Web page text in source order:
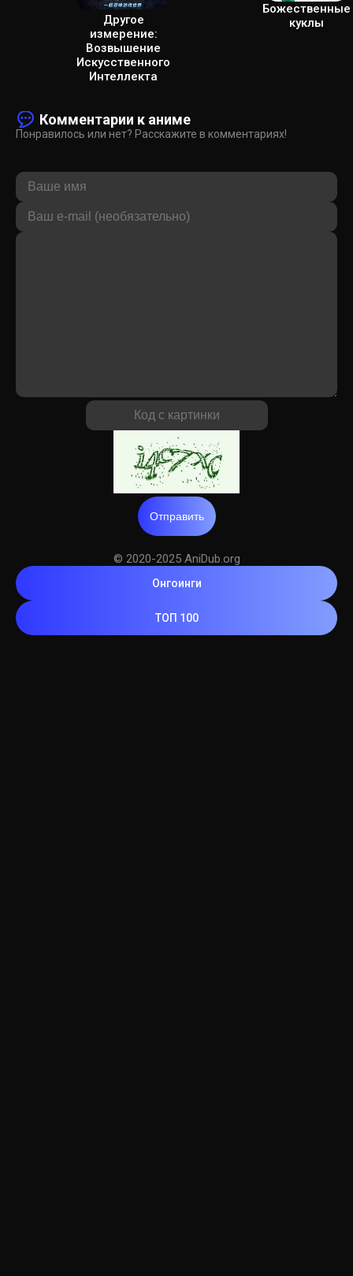
Другое
измерение:
Возвышение
Искусственного
Интеллекта
Божественные
куклы
Комментарии к аниме
Понравилось или нет? Расскажите в комментариях!
Отправить
© 2020-2025 AniDub.org
Онгоинги
ТОП 100